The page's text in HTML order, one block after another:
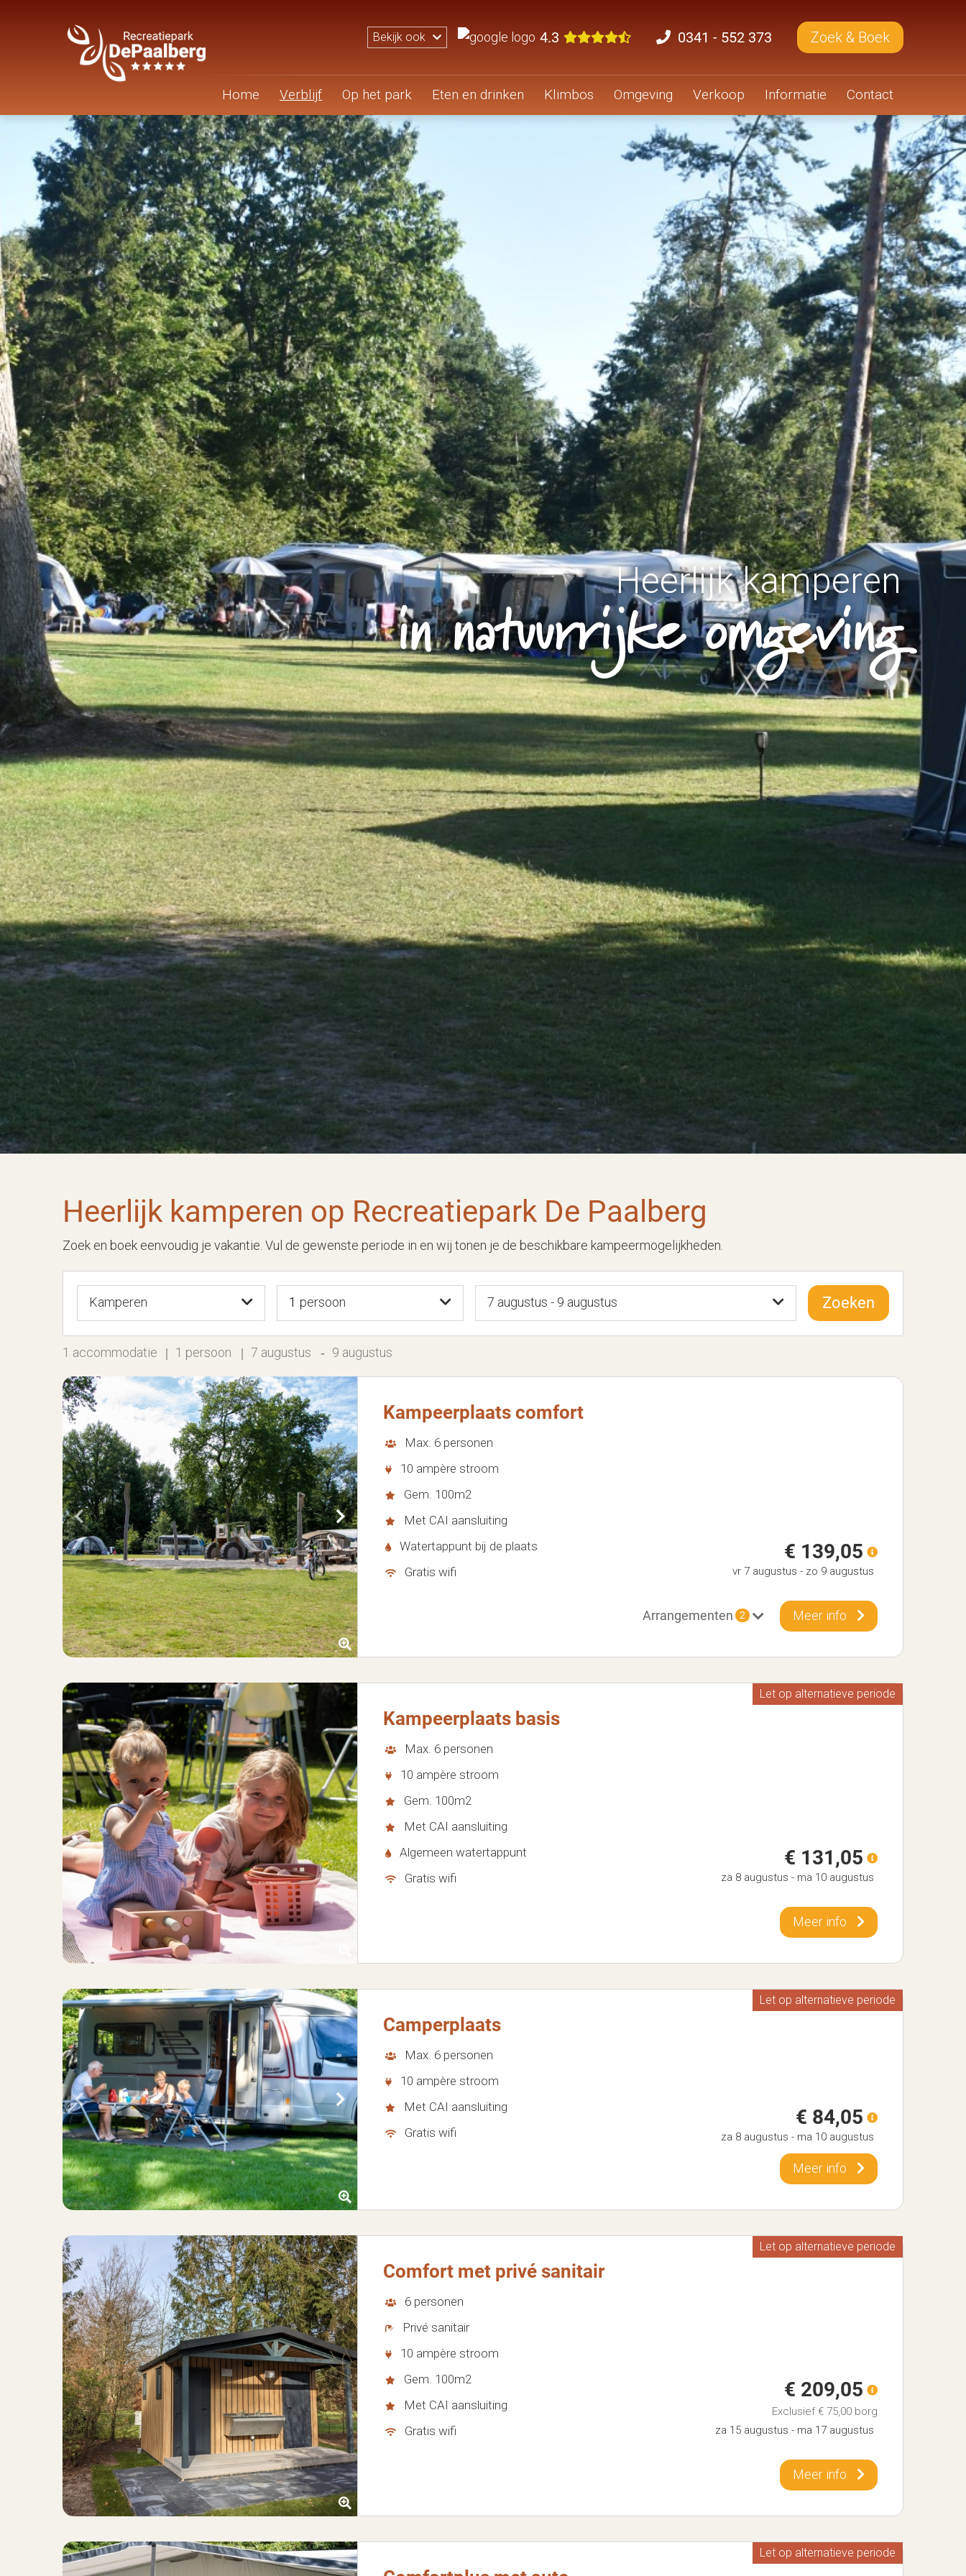
Bekijk ook 4.3 0341 - 552 373 Zoek & Boek
Home Verblijf Op het park Eten en drinken Klimbos Omgeving Verkoop Informatie Contact
Heerlijk kamperen
in natuurrijke omgeving
Heerlijk kamperen op Recreatiepark De Paalberg
Zoek en boek eenvoudig je vakantie. Vul de gewenste periode in en wij tonen je de beschikbare kampeermogelijkheden.
Kamperen 1 persoon 7 augustus - 9 augustus Zoeken
1 accommodatie 1 persoon 7 augustus 9 augustus
Kampeerplaats comfort
Max. 6 personen
10 ampère stroom
Gem. 100m2
Met CAI aansluiting
Watertappunt bij de plaats
Gratis wifi
€ 139,05
vr 7 augustus - zo 9 augustus
Arrangementen 2 Meer info
Let op alternatieve periode
Kampeerplaats basis
Max. 6 personen
10 ampère stroom
Gem. 100m2
Met CAI aansluiting
Algemeen watertappunt
Gratis wifi
€ 131,05
za 8 augustus - ma 10 augustus
Meer info
Let op alternatieve periode
Camperplaats
Max. 6 personen
10 ampère stroom
Met CAI aansluiting
Gratis wifi
€ 84,05
za 8 augustus - ma 10 augustus
Meer info
Let op alternatieve periode
Comfort met privé sanitair
6 personen
Privé sanitair
10 ampère stroom
Gem. 100m2
Met CAI aansluiting
Gratis wifi
€ 209,05
Exclusief € 75,00 borg
za 15 augustus - ma 17 augustus
Meer info
Let op alternatieve periode